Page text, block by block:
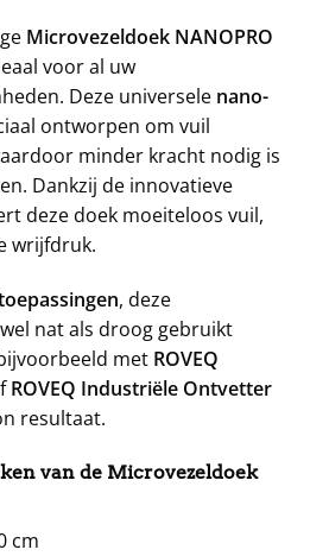
Microvezeldoek NANOPRO
voor al uw
Deze universele nano-
ontworpen om vuil
minder kracht nodig is
Dankzij de innovatieve
deze doek moeiteloos vuil,
wrijfdruk.
, deze
nat als droog gebruikt
met ROVEQ
ROVEQ Industriële Ontvetter
resultaat.
van de Microvezeldoek
cm